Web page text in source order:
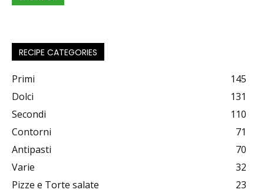
RECIPE CATEGORIES
Primi
145
Dolci
131
Secondi
110
Contorni
71
Antipasti
70
Varie
32
Pizze e Torte salate
23